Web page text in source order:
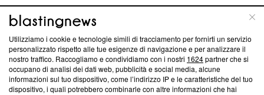
ABOUT LINEA EDITORIALE
Questa sezione offre informazioni trasparenti su Blasting
News, sui nostri processi editoriali e su come ci impegniamo a
creare news di qualità. Inoltre, afferma la nostra aderenza a
‘Trust Project - News with Integrity’Blasting News non è
Utilizziamo i cookie e tecnologie simili di tracciamento per fornirti un servizio
personalizzato rispetto alle tue esigenze di navigazione e per analizzare il
nostro traffico. Raccogliamo e condividiamo con i nostri 1624partner che si
occupano di analisi dei dati web, pubblicità e social media, alcune
informazioni sul tuo dispositivo, come l’indirizzo IP e le caratteristiche del tuo
dispositivo, i quali potrebbero combinarle con altre informazioni che hai